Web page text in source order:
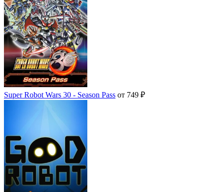
Super Robot Wars 30 - Season Pass от 749 ₽